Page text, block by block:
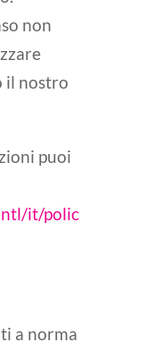
non
il nostro
puoi
it/polic
a norma